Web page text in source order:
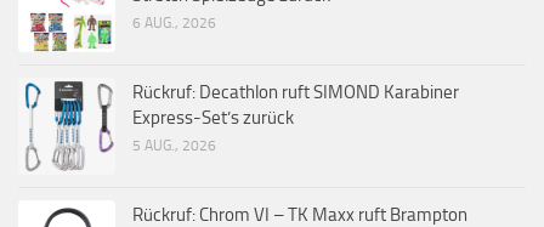
6 AUG., 2026
Rückruf: Decathlon ruft SIMOND Karabiner
Express-Set’s zurück
5 AUG., 2026
Rückruf: Chrom VI – TK Maxx ruft Brampton